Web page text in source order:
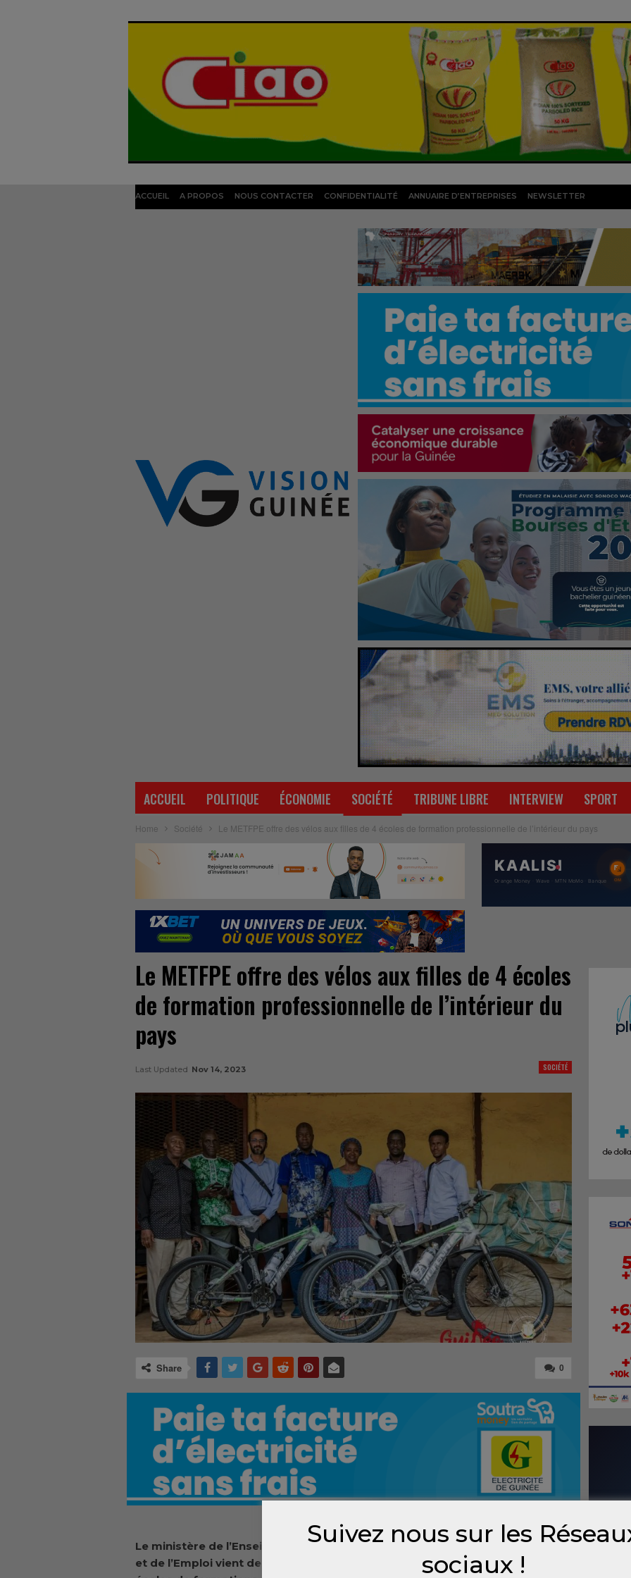
ACCUEIL A PROPOS NOUS CONTACTER CONFIDENTIALITÉ ANNUAIRE D’ENTREPRISES NEWSLETTER
ACCUEIL POLITIQUE ÉCONOMIE SOCIÉTÉ TRIBUNE LIBRE INTERVIEW SPORT
Home Société Le METFPE offre des vélos aux filles de 4 écoles de formation professionnelle de l’intérieur du pays
Le METFPE offre des vélos aux filles de 4 écoles
de formation professionnelle de l’intérieur du
pays
SOCIÉTÉ
Last Updated Nov 14, 2023
0
Share
Le ministère de l’Enseignement Technique, de la Formation Professionnelle
et de l’Emploi vient de remettre des bicyclettes aux filles de quatre (4)
Suivez nous sur les
sociaux !